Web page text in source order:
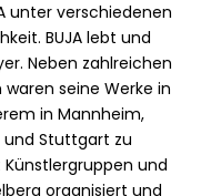
unter verschiedenen
BUJA lebt und
Neben zahlreichen
seine Werke in
in Mannheim,
und Stuttgart zu
und
organisiert und